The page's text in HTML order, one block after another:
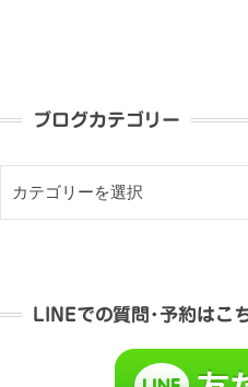
ブログカテゴリー
LINEでの質問･予約はこ